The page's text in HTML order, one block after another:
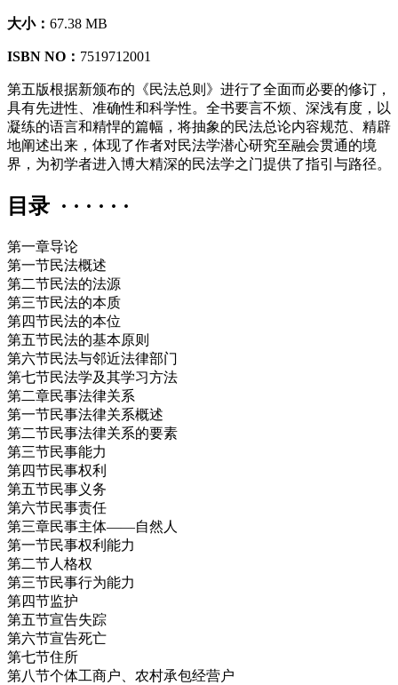
大小： 67.38 MB
ISBN NO： 7519712001
第五版根据新颁布的《民法总则》进行了全面而必要的修订，
具有先进性、准确性和科学性。全书要言不烦、深浅有度，以
凝练的语言和精悍的篇幅，将抽象的民法总论内容规范、精辟
地阐述出来，体现了作者对民法学潜心研究至融会贯通的境
界，为初学者进入博大精深的民法学之门提供了指引与路径。
目录 · · · · · ·
第一章导论
第一节民法概述
第二节民法的法源
第三节民法的本质
第四节民法的本位
第五节民法的基本原则
第六节民法与邻近法律部门
第七节民法学及其学习方法
第二章民事法律关系
第一节民事法律关系概述
第二节民事法律关系的要素
第三节民事能力
第四节民事权利
第五节民事义务
第六节民事责任
第三章民事主体——自然人
第一节民事权利能力
第二节人格权
第三节民事行为能力
第四节监护
第五节宣告失踪
第六节宣告死亡
第七节住所
第八节个体工商户、农村承包经营户